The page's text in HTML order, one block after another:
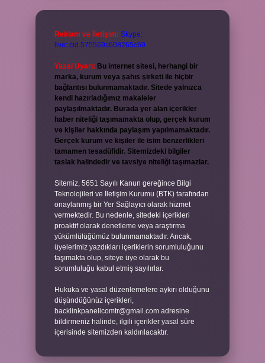
Reklam ve İletişim: Skype:
live:.cid.575569c608265c69
Yasal Uyarı: Bu internet sitesi, herhangi bir
marka, kurum veya şahıs şirketi ile hiçbir
bağlantısı bulunmamaktadır. Sitede yalnızca
kendi hazırladığımız makaleler
paylaşılmaktadır. Burada yer alan içerikler
haber niteliği taşımamakta olup, gerçek kurum
ve kişiler hakkında paylaşım yapılmamaktadır.
Gerçek kurum ve kişiler ile isim benzerlikleri
tamamen tesadüfidir. Sitemizdeki bilgiler
taslak halindedir ve tavsiye niteliği taşımazlar.
Sitemiz, 5651 Sayılı Kanun gereğince Bilgi
Teknolojileri ve İletişim Kurumu (BTK) tarafından
onaylanmış bir Yer Sağlayıcı olarak hizmet
vermektedir. Bu nedenle, sitedeki içerikleri
proaktif olarak denetleme veya araştırma
yükümlülüğümüz bulunmamaktadır. Ancak,
üyelerimiz yazdıkları içeriklerin sorumluluğunu
taşımakta olup, siteye üye olarak bu
sorumluluğu kabul etmiş sayılırlar.
Hukuka ve yasal düzenlemelere aykırı olduğunu
düşündüğünüz içerikleri,
backlinkpanelicomtr@gmail.com adresine
bildirmeniz halinde, ilgili içerikler yasal süre
içerisinde sitemizden kaldırılacaktır.